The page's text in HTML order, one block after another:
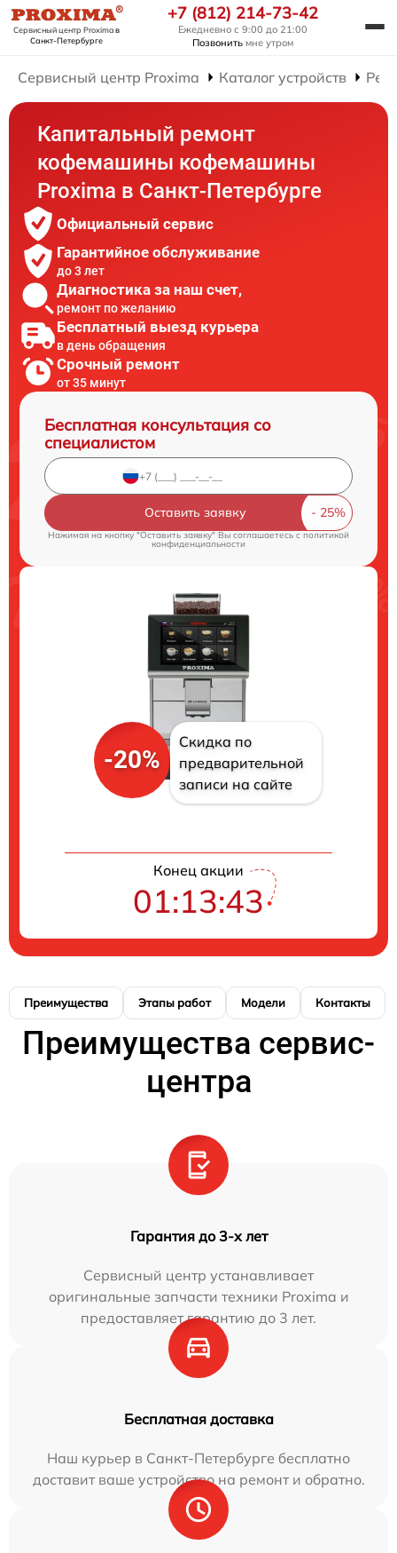
Сервисный центр Proximaв
Санкт-Петербурге
+7 (812) 214-73-42
Ежедневно с 9:00 до 21:00
Позвонить мне утром
Сервисный центр Proxima Каталог устройств
Капитальный ремонт
кофемашины кофемашины
Proxima в Санкт-Петербурге
Официальный сервис
Гарантийное обслуживание
до 3 лет
Диагностика за наш счет,
ремонт по желанию
Бесплатный выезд курьера
в день обращения
Срочный ремонт
от 35 минут
Бесплатная консультация со
специалистом
Оставить заявку
Нажимая на кнопку "Оставить заявку" Вы соглашаетесь cполитикой
конфиденциальности
-20%
Скидка по
предварительной
записи на сайте
Конец акции
01:13:42
Преимущества Этапы работ Модели Контакты
Преимущества сервис-
центра
Гарантия до 3-х лет
Сервисный центр устанавливает
оригинальные запчасти техники Proxima и
предоставляет гарантию до 3 лет.
Бесплатная доставка
Наш курьер в Санкт-Петербурге бесплатно
доставит ваше устройство на ремонт и обратно.